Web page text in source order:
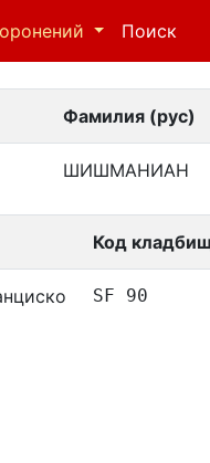
Поиск
Фамилия (рус)
ШИШМАНИАН
Код
SF 90